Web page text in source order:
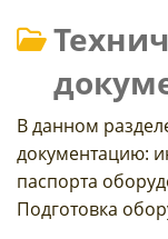
В данном
документацию:
паспорта
Подготовка